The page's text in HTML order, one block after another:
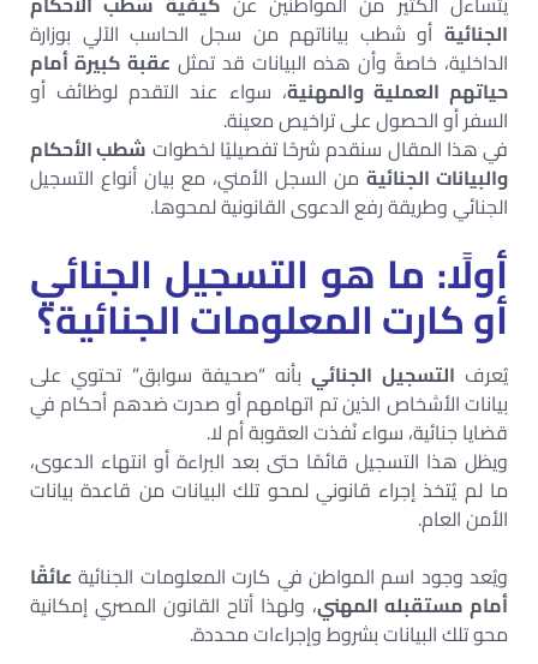
الجنائية أو شطب بياناتهم من سجل الحاسب الآلي بوزارة
الداخلية، خاصةً وأن هذه البيانات قد تمثل عقبة كبيرة أمام
حياتهم العملية والمهنية، سواء عند التقدم لوظائف أو
السفر أو الحصول على تراخيص معينة.
في هذا المقال سنقدم شرحًا تفصيليًا لخطوات شطب الأحكام
والبيانات الجنائية من السجل الأمني، مع بيان أنواع التسجيل
الجنائي وطريقة رفع الدعوى القانونية لمحوها.
أولًا: ما هو التسجيل الجنائي
أو كارت المعلومات الجنائية؟
يُعرف التسجيل الجنائيبأنه “صحيفة سوابق” تحتوي على
بيانات الأشخاص الذين تم اتهامهم أو صدرت ضدهم أحكام في
قضايا جنائية، سواء نُفذت العقوبة أم لا.
ويظل هذا التسجيل قائمًا حتى بعد البراءة أو انتهاء الدعوى،
ما لم يُتخذ إجراء قانوني لمحو تلك البيانات من قاعدة بيانات
الأمن العام.
ويُعد وجود اسم المواطن في كارت المعلومات الجنائية عائقًا
أمام مستقبله المهني، ولهذا أتاح القانون المصري إمكانية
محو تلك البيانات بشروط وإجراءات محددة.